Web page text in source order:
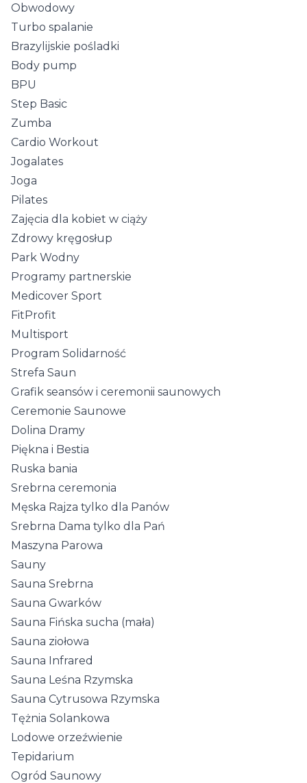
Obwodowy
Turbo spalanie
Brazylijskie pośladki
Body pump
BPU
Step Basic
Zumba
Cardio Workout
Jogalates
Joga
Pilates
Zajęcia dla kobiet w ciąży
Zdrowy kręgosłup
Park Wodny
Programy partnerskie
Medicover Sport
FitProfit
Multisport
Program Solidarność
Strefa Saun
Grafik seansów i ceremonii saunowych
Ceremonie Saunowe
Dolina Dramy
Piękna i Bestia
Ruska bania
Srebrna ceremonia
Męska Rajza tylko dla Panów
Srebrna Dama tylko dla Pań
Maszyna Parowa
Sauny
Sauna Srebrna
Sauna Gwarków
Sauna Fińska sucha (mała)
Sauna ziołowa
Sauna Infrared
Sauna Leśna Rzymska
Sauna Cytrusowa Rzymska
Tężnia Solankowa
Lodowe orzeźwienie
Tepidarium
Ogród Saunowy